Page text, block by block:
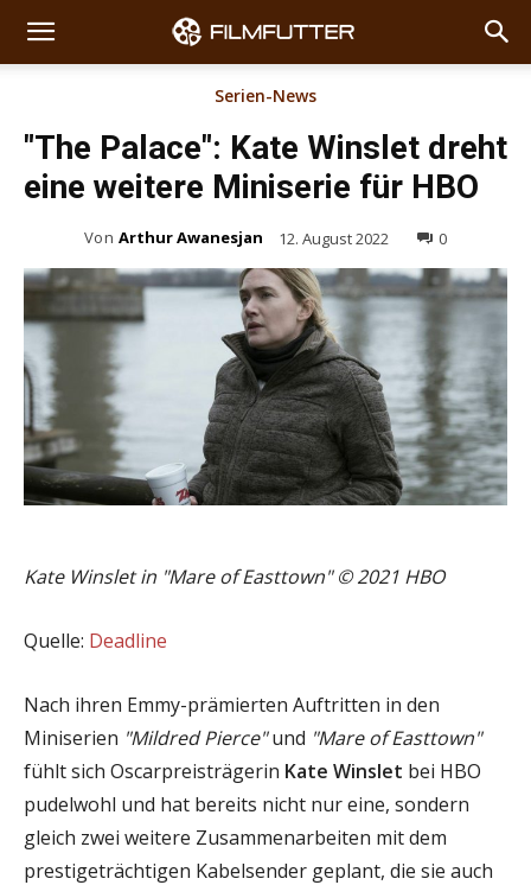
Serien-News
"The Palace": Kate Winslet dreht
eine weitere Miniserie für HBO
Von Arthur Awanesjan 12. August 2022 0
Kate Winslet in "Mare of Easttown" © 2021 HBO
Quelle: Deadline
Nach ihren Emmy-prämierten Auftritten in den
Miniserien "Mildred Pierce"und "Mare of Easttown"
fühlt sich Oscarpreisträgerin Kate Winslet bei HBO
pudelwohl und hat bereits nicht nur eine, sondern
gleich zwei weitere Zusammenarbeiten mit dem
prestigeträchtigen Kabelsender geplant, die sie auch